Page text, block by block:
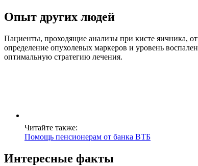
Опыт других людей
Пациенты, проходящие анализы при кисте яичника,
определение опухолевых маркеров и уровень
оптимальную стратегию лечения.
Читайте также:
Помощь пенсионерам от банка ВТБ
Интересные факты